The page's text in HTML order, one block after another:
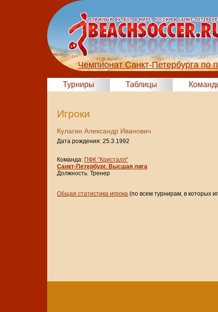
Чемпионат Санкт-Петербурга
Турниры Таблицы
Игроки
Кулагин Александр Иванович
Дата рождения: 25.3.1992
Команда: ПФК "Кристалл"
Санкт-Петербург. Высшая лига
Должность: Тренер
Общая статистика игрока (по всем турнирам, в которых